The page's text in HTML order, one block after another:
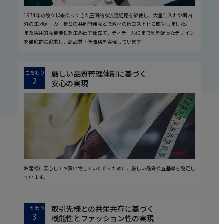
1974年の設立以来培ってきた圧倒的な流通経路を駆使し、大量仕入れや国内
外の生地メーカー様との共同開発などで素材の低コスト化に成功しました。
また実用的な機能性を生み出す仕立て、ディテールにまで気を配ったデザイン
を徹底的に追求し、高品質・低価格を実現しています
こだわり
2
厳しい品質管理体制に基づく
安心の実現
お客様に安心してお買い物していただくために、厳しい品質検査基準を設定し
ています。
こだわり
3
取引先様との共栄共存に基づく
機能性とファッション性の実現